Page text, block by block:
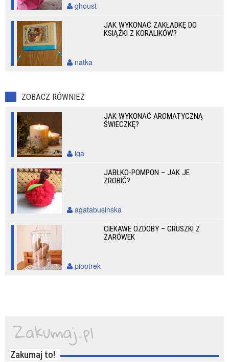
ghoust
JAK WYKONAĆ ZAKŁADKĘ DO
KSIĄŻKI Z KORALIKÓW?
natka
ZOBACZ RÓWNIEŻ
JAK WYKONAĆ AROMATYCZNĄ
ŚWIECZKĘ?
iga
JABŁKO-POMPON – JAK JE
ZROBIĆ?
agatabusinska
CIEKAWE OZDOBY – GRUSZKI Z
ŻARÓWEK
piootrek
Zakumaj to!